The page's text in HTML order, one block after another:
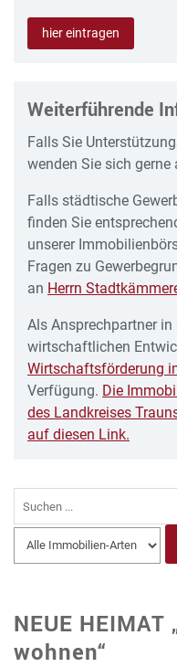
hier eintragen
Weiterführende
Falls Sie
wenden Sie sich gerne
Falls städtische
finden Sie
unserer
Fragen zu
an Herrn
Als Ansprechpartner
wirtschaftlichen
Wirtschaftsförderung
Verfügung. Die
des Landkreises
auf diesen Link.
NEUE
wohnen“